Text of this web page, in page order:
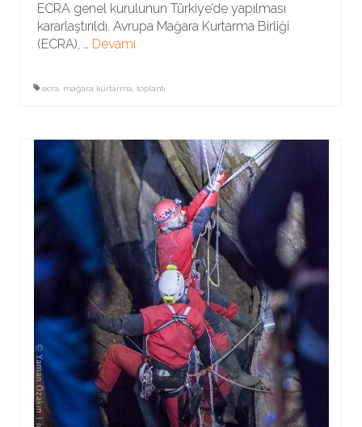
ECRA genel kurulunun Türkiye’de yapılması
kararlaştırıldı. Avrupa Mağara Kurtarma Birliği
(ECRA), … Devamı
ecra mağara kurtarma toplantı